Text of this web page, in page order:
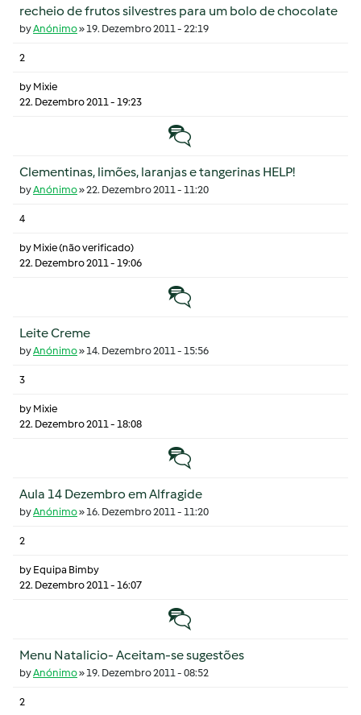
recheio de frutos silvestres para um bolo de chocolate
byAnónimo»19. Dezembro 2011 - 22:19
2
by Mixie
22. Dezembro 2011 - 19:23
Tópico normal
Clementinas, limões, laranjas e tangerinas HELP!
byAnónimo»22. Dezembro 2011 - 11:20
4
by Mixie (não verificado)
22. Dezembro 2011 - 19:06
Tópico normal
Leite Creme
byAnónimo»14. Dezembro 2011 - 15:56
3
by Mixie
22. Dezembro 2011 - 18:08
Tópico normal
Aula 14 Dezembro em Alfragide
byAnónimo»16. Dezembro 2011 - 11:20
2
by Equipa Bimby
22. Dezembro 2011 - 16:07
Tópico normal
Menu Natalicio- Aceitam-se sugestões
byAnónimo»19. Dezembro 2011 - 08:52
2